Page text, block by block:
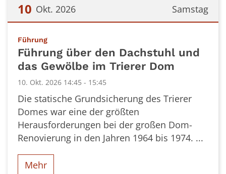
Samstag
10 Okt. 2026
Führung:
Führung über den Dachstuhl und
das Gewölbe im Trierer Dom
10. Okt. 2026 14:45 - 15:45
Die statische Grundsicherung des Trierer
Domes war eine der größten
Herausforderungen bei der großen Dom-
Renovierung in den Jahren 1964 bis 1974. ...
Mehr